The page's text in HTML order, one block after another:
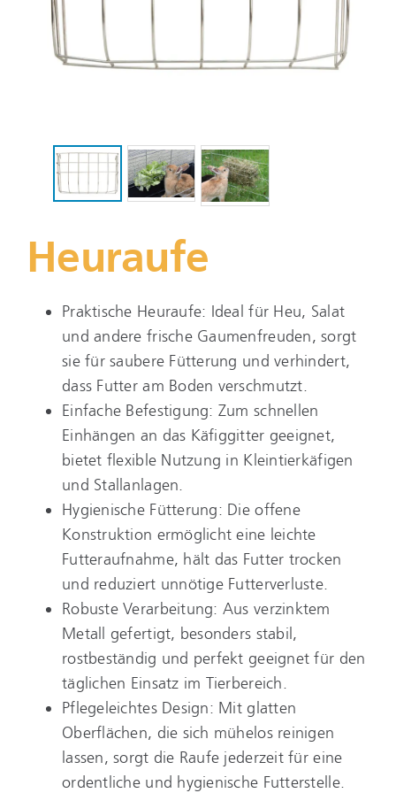
Heuraufe
Praktische Heuraufe: Ideal für Heu, Salat
und andere frische Gaumenfreuden, sorgt
sie für saubere Fütterung und verhindert,
dass Futter am Boden verschmutzt.
Einfache Befestigung: Zum schnellen
Einhängen an das Käfiggitter geeignet,
bietet flexible Nutzung in Kleintierkäfigen
und Stallanlagen.
Hygienische Fütterung: Die offene
Konstruktion ermöglicht eine leichte
Futteraufnahme, hält das Futter trocken
und reduziert unnötige Futterverluste.
Robuste Verarbeitung: Aus verzinktem
Metall gefertigt, besonders stabil,
rostbeständig und perfekt geeignet für den
täglichen Einsatz im Tierbereich.
Pflegeleichtes Design: Mit glatten
Oberflächen, die sich mühelos reinigen
lassen, sorgt die Raufe jederzeit für eine
ordentliche und hygienische Futterstelle.